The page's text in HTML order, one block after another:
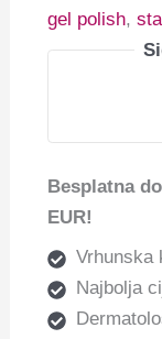
gel polish,
Besplatna
EUR!
Vrhunska
Najbolja